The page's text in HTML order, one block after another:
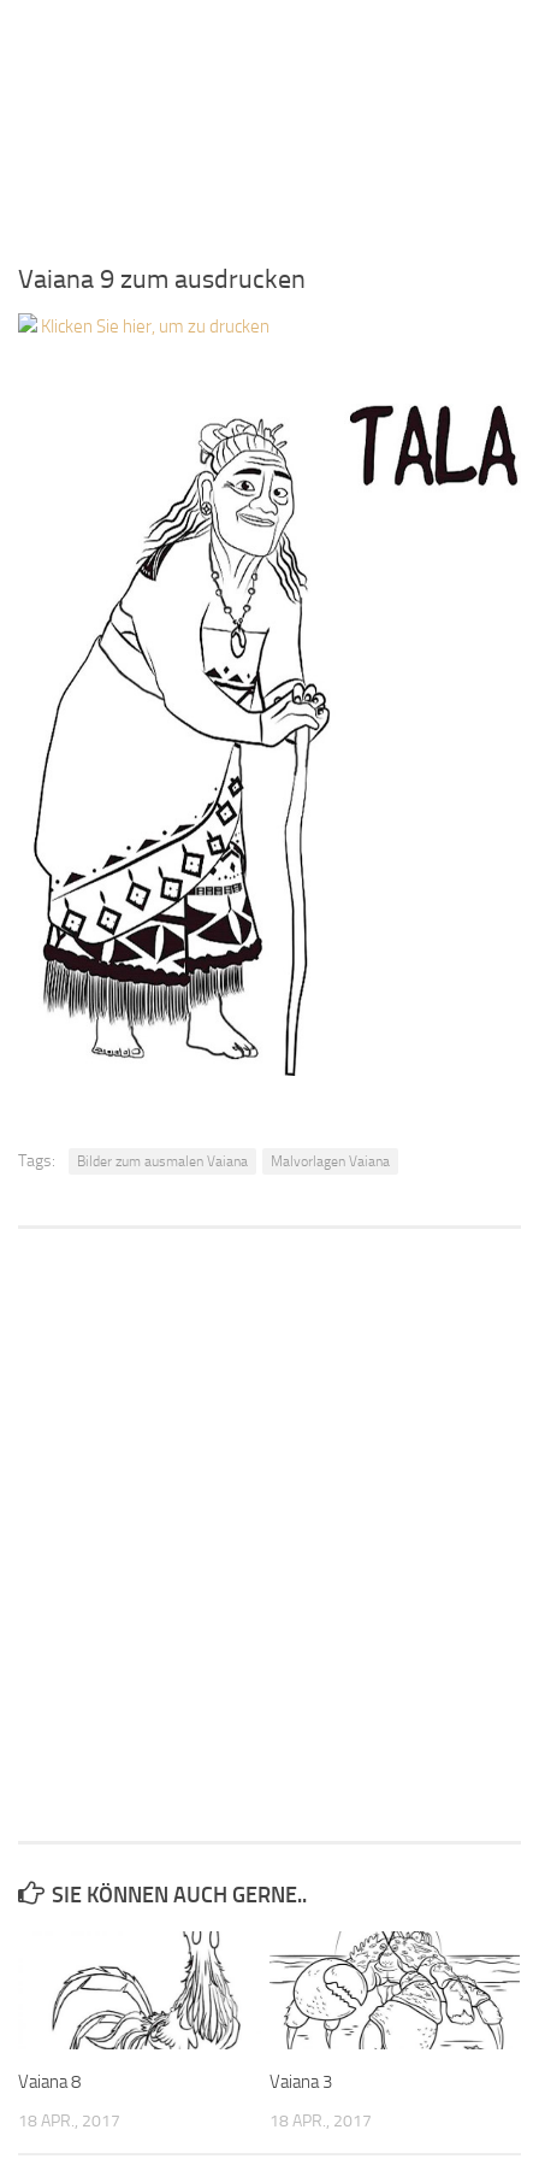
Vaiana 9 zum ausdrucken
Klicken Sie hier, um zu drucken
Tags: Bilder zum ausmalen Vaiana Malvorlagen Vaiana
SIE KÖNNEN AUCH GERNE..
Vaiana 8
18 APR., 2017
Vaiana 3
18 APR., 2017